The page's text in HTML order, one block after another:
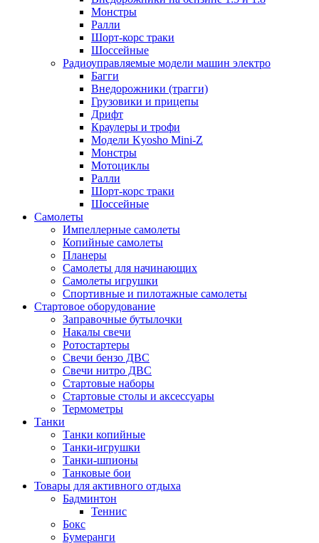
Монстры
Ралли
Шорт-корс траки
Шоссейные
Радиоуправляемые модели машин электро
Багги
Внедорожники (трагги)
Грузовики и прицепы
Дрифт
Краулеры и трофи
Модели Kyosho Mini-Z
Монстры
Мотоциклы
Ралли
Шорт-корс траки
Шоссейные
Самолеты
Импеллерные самолеты
Копийные самолеты
Планеры
Самолеты для начинающих
Самолеты игрушки
Спортивные и пилотажные самолеты
Стартовое оборудование
Заправочные бутылочки
Накалы свечи
Ротостартеры
Свечи бензо ДВС
Свечи нитро ДВС
Стартовые наборы
Стартовые столы и аксессуары
Термометры
Танки
Танки копийные
Танки-игрушки
Танки-шпионы
Танковые бои
Товары для активного отдыха
Бадминтон
Теннис
Бокс
Бумеранги